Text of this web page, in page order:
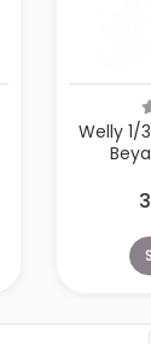
Welly 1/